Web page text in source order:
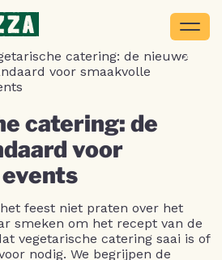
catering: de nieuwe
voor smaakvolle
catering: de
voor
feest niet praten over het
smeken om het recept van de
vegetarische catering saai is of
nodig. We begrijpen de